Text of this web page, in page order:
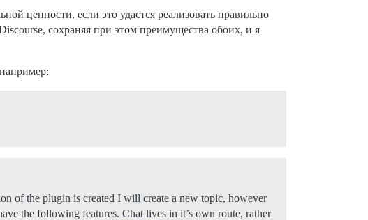
ценности, если это удастся реализовать правильно
сохраняя при этом преимущества обоих, и я
of the plugin is created I will create a new topic, however
the following features. Chat lives in it’s own route, rather